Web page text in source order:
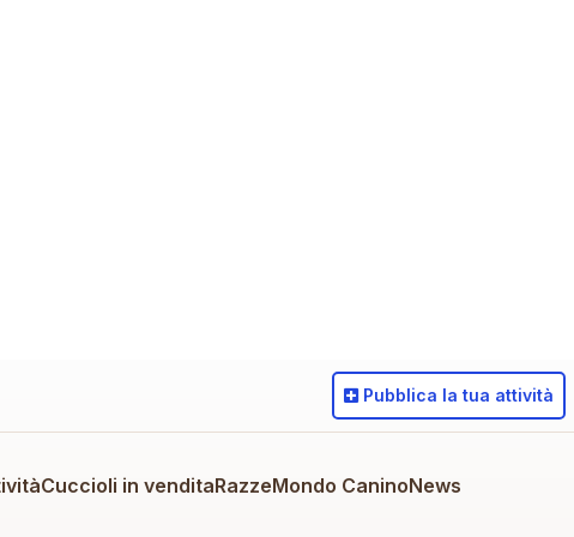
Cuccioli in venditaRazzeMondo CaninoNews
Pubblica la tua attività